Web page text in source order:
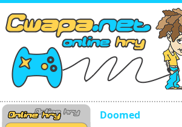
Doomed